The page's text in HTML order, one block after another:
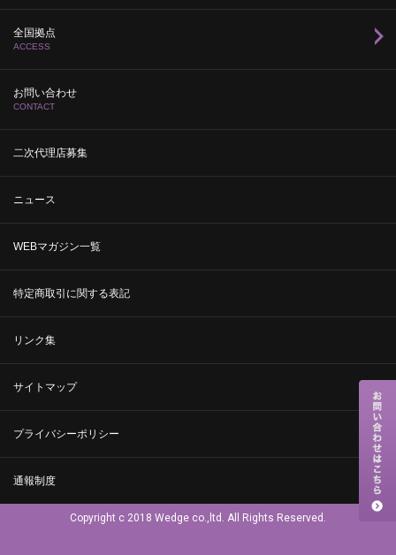
全国拠点
ACCESS
お問い合わせ
CONTACT
二次代理店募集
ニュース
WEBマガジン一覧
特定商取引に関する表記
リンク集
サイトマップ
プライバシーポリシー
通報制度
Copyright c 2018 Wedge co.,ltd. All Rights Reserved.